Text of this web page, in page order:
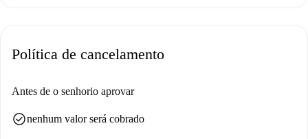
Política de cancelamento
Antes de o senhorio aprovar
check_circlenenhum valor será cobrado